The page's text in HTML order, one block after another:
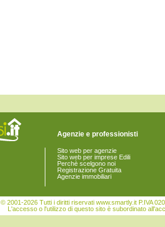
Agenzie e professionisti
Sito web per agenzie
Sito web per imprese Edili
Perchè scelgono noi
Registrazione Gratuita
Agenzie immobiliari
© 2001-2026 Tutti i diritti riservati www.smartly.it P.IVA
L'accesso o l'utilizzo di questo sito è subordinato